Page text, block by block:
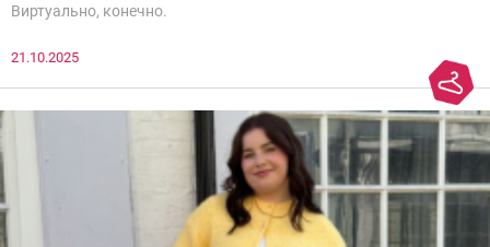
Виртуально, конечно.
21.10.2025